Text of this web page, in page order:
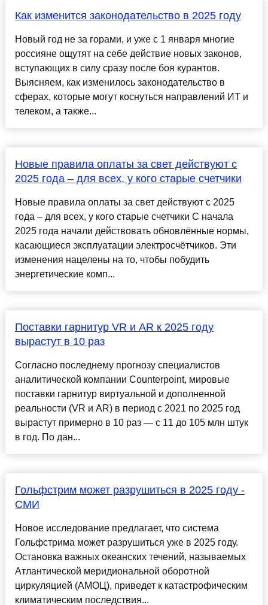
Как изменится законодательство в 2025 году
Новый год не за горами, и уже с 1 января многие
россияне ощутят на себе действие новых законов,
вступающих в силу сразу после боя курантов.
Выясняем, как изменилось законодательство в
сферах, которые могут коснуться направлений ИТ и
телеком, а также...
Новые правила оплаты за свет действуют с
2025 года – для всех, у кого старые счетчики
Новые правила оплаты за свет действуют с 2025
года – для всех, у кого старые счетчики С начала
2025 года начали действовать обновлённые нормы,
касающиеся эксплуатации электросчётчиков. Эти
изменения нацелены на то, чтобы побудить
энергетические комп...
Поставки гарнитур VR и AR к 2025 году
вырастут в 10 раз
Согласно последнему прогнозу специалистов
аналитической компании Counterpoint, мировые
поставки гарнитур виртуальной и дополненной
реальности (VR и AR) в период с 2021 по 2025 год
вырастут примерно в 10 раз — с 11 до 105 млн штук
в год. По дан...
Гольфстрим может разрушиться в 2025 году -
СМИ
Новое исследование предлагает, что система
Гольфстрима может разрушиться уже в 2025 году.
Остановка важных океанских течений, называемых
Атлантической меридиональной оборотной
циркуляцией (АМОЦ), приведет к катастрофическим
климатическим последствия...